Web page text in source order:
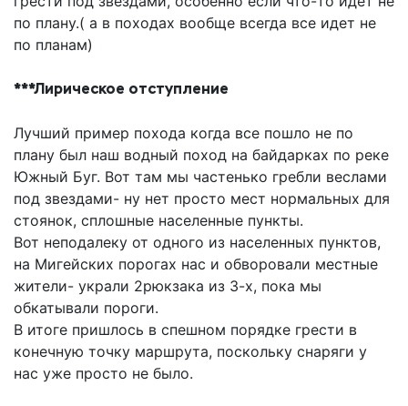
по плану.( а в походах вообще всегда все идет не
по планам)
***Лирическое отступление
Лучший пример похода когда все пошло не по
плану был наш водный поход на байдарках по реке
Южный Буг. Вот там мы частенько гребли веслами
под звездами- ну нет просто мест нормальных для
стоянок, сплошные населенные пункты.
Вот неподалеку от одного из населенных пунктов,
на Мигейских порогах нас и обворовали местные
жители- украли 2рюкзака из 3-х, пока мы
обкатывали пороги.
В итоге пришлось в спешном порядке грести в
конечную точку маршрута, поскольку снаряги у
нас уже просто не было.